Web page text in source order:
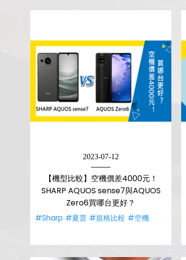
2023-07-12
【機型比較】空機價差4000元！
SHARP AQUOS sense7與AQUOS
Zero6買哪台更好？
#Sharp #夏普 #規格比較 #空機